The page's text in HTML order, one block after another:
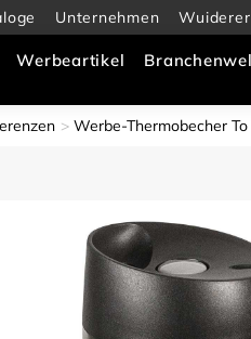
Unternehmen
Werbeartikel
Werbe-Thermobecher